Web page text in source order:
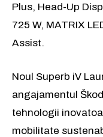
Plus, Head-Up
725 W, MATRIX
Assist.
Noul Superb iV
angajamentul
tehnologii
mobilitate